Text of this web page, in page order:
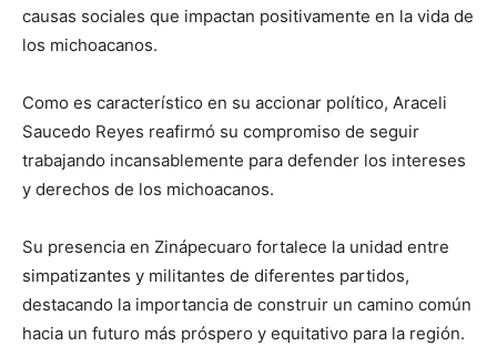
causas sociales que impactan positivamente en la vida de
los michoacanos.
Como es característico en su accionar político, Araceli
Saucedo Reyes reafirmó su compromiso de seguir
trabajando incansablemente para defender los intereses
y derechos de los michoacanos.
Su presencia en Zinápecuaro fortalece la unidad entre
simpatizantes y militantes de diferentes partidos,
destacando la importancia de construir un camino común
hacia un futuro más próspero y equitativo para la región.